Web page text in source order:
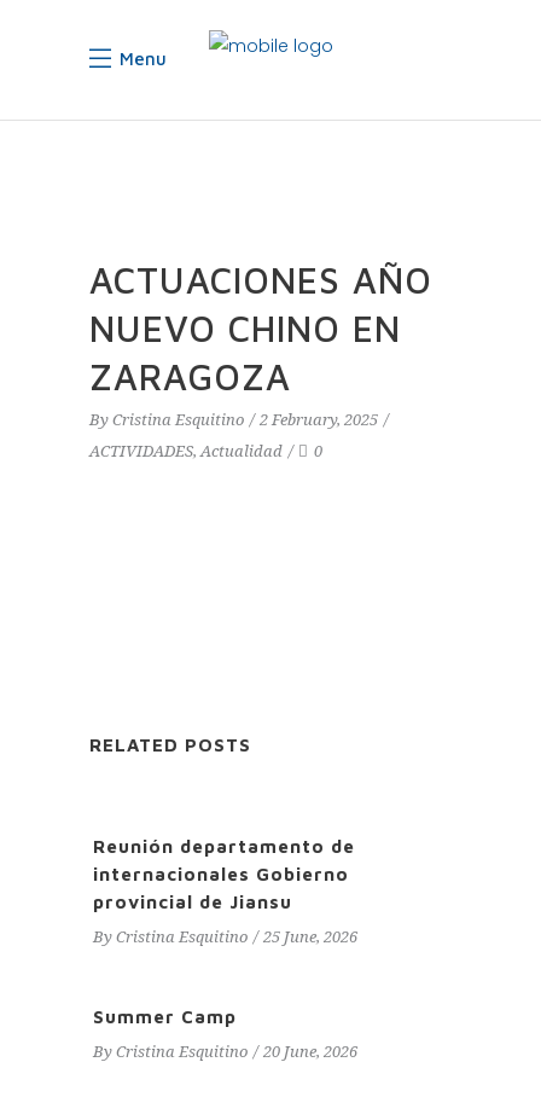
Menu
ACTUACIONES AÑO
NUEVO CHINO EN
ZARAGOZA
By Cristina Esquitino
2 February, 2025
ACTIVIDADES,Actualidad 0
RELATED POSTS
Reunión departamento de
internacionales Gobierno
provincial de Jiansu
By Cristina Esquitino 25 June, 2026
Summer Camp
By Cristina Esquitino 20 June, 2026